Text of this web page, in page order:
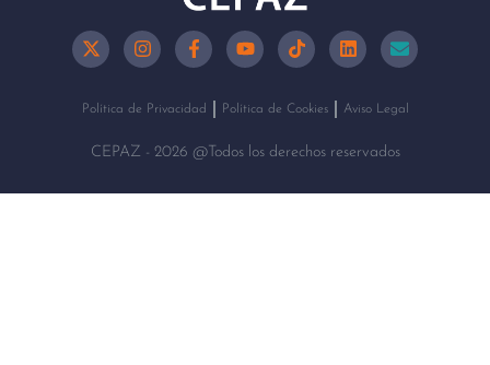
Política de Privacidad Política de Cookies Aviso Legal
CEPAZ - 2026 @Todos los derechos reservados